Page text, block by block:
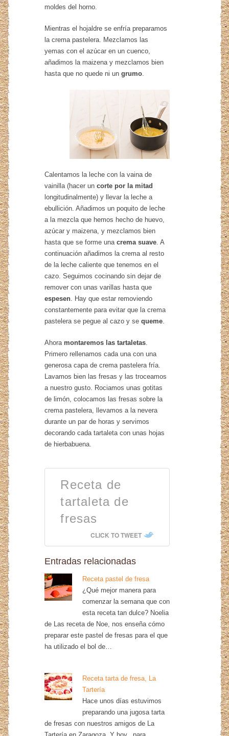
moldes del horno.
Mientras el hojaldre se enfría preparamos
la crema pastelera. Mezclamos las
yemas con el azúcar en un cuenco,
añadimos la maizena y mezclamos bien
hasta que no quede ni ungrumo
Calentamos la leche con la vaina de
vainilla (hacer uncorte por la mitad
longitudinalmente) y llevar la leche a
ebullición. Añadimos un poquito de leche
a la mezcla que hemos hecho de huevo,
azúcar y maizena, y mezclamos bien
hasta que se forme unacrema suave . A
continuación añadimos la crema al resto
de la leche caliente que tenemos en el
cazo. Seguimos cocinando sin dejar de
remover con unas varillas hasta que
espesen . Hay que estar removiendo
constantemente para evitar que la crema
pastelera se pegue al cazo y sequeme
Ahora montaremos las tartaletas
Primero rellenamos cada una con una
generosa capa de crema pastelera fría.
Lavamos bien las fresas y las troceamos
a nuestro gusto. Rociamos unas gotitas
de limón, colocamos las fresas sobre la
crema pastelera, llevamos a la nevera
durante un par de horas y servimos
decorando cada tartaleta con unas hojas
de hierbabuena.
Receta de
tartaleta de
fresas
CLICK TO TWEET
Entradas relacionadas
Receta pastel de fresa
¿Qué mejor manera para
comenzar la semana que con
esta receta tan dulce? Noelia
de Las receta de Noe, nos enseña cómo
preparar este pastel de fresas para el que
ha utilizado el bol de…
Receta tarta de fresa, La
Tartería
Hace unos días estuvimos
preparando una jugosa tarta
de fresas con nuestros amigos de La